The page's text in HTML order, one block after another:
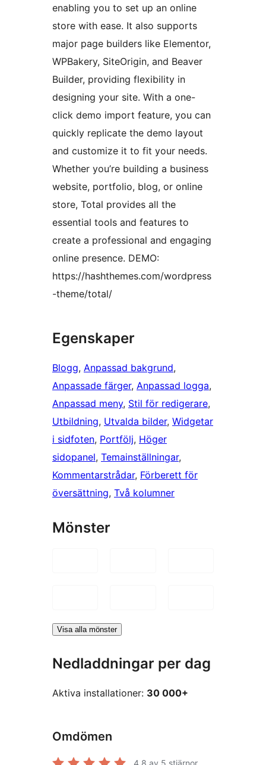
enabling you to set up an online
store with ease. It also supports
major page builders like Elementor,
WPBakery, SiteOrigin, and Beaver
Builder, providing flexibility in
designing your site. With a one-
click demo import feature, you can
quickly replicate the demo layout
and customize it to fit your needs.
Whether you’re building a business
website, portfolio, blog, or online
store, Total provides all the
essential tools and features to
create a professional and engaging
online presence. DEMO:
https://hashthemes.com/wordpress
-theme/total/
Egenskaper
Blogg, Anpassad bakgrund
Anpassade färger, Anpassad logga
Anpassad meny, Stil för redigerare
Utbildning, Utvalda bilder, Widgetar
i sidfoten, Portfölj, Höger
sidopanel, Temainställningar
Kommentarstrådar, Förberett för
översättning, Två kolumner
Mönster
Visa alla mönster
Nedladdningar per dag
Aktiva installationer: 30 000+
Omdömen
4.8 av 5 stjärnor.